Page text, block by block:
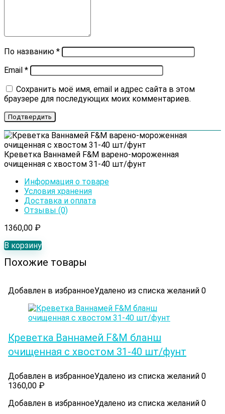
По названию *
Email *
Сохранить моё имя, email и адрес сайта в этом
браузере для последующих моих комментариев.
Креветка Ваннамей F&M варено-мороженная
очищенная с хвостом 31-40 шт/фунт
Информация о товаре
Условия хранения
Доставка и оплата
Отзывы (0)
1360,00 ₽
В корзину
Похожие товары
Добавлен в избранноеУдалено из списка желаний 0
Креветка Ваннамей F&M бланш
очищенная с хвостом 31-40 шт/фунт
Добавлен в избранноеУдалено из списка желаний 0
1360,00 ₽
Добавлен в избранноеУдалено из списка желаний 0